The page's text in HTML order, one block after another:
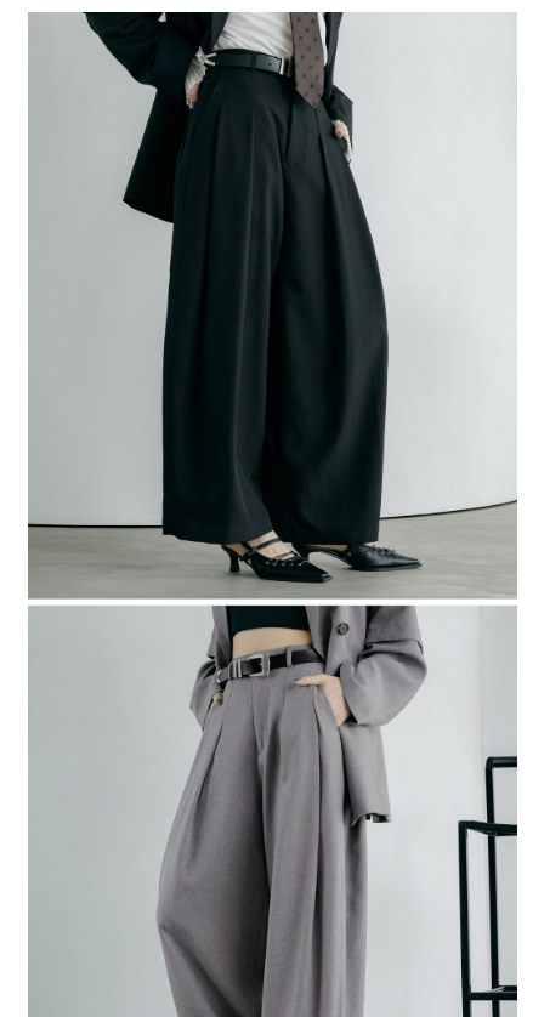
【繳款方式說明】
1.分期款項不併入電信帳單，「大哥付你分期」於每月結算日後寄送繳費提
2.透過簡訊連結打開帳單後，可選擇「超商條碼／台灣大直營門市／銀行轉
帳／街口支付／iPASS MONEY」等通路繳費。
1.本服務係由「台灣大哥大股份有限公司」（以下簡稱本公司）所提供，讓
用戶於交易時，得透過本服務購買商品或服務，並由商店將買賣／分期付款
買賣價金債權讓與本公司後，依約使用本公司帳單繳交帳款。
2.基於同意付款使用「大哥付你分期」之契約關係目的，商店將以您的個人
資料（包含姓名、電話或地址）提供予台灣大哥大進項蒐集、處理及利用，
由本公司與您本人進行分期帳單所需資料之確認、核對及更正。
3.完整用戶服務條款，請詳閱以下連結：
https://oppay.tw/userRule
３．安心：先確認商品／服務後，再付款。
【「AFTEE先享後付」結帳流程】
１．於結帳方式選擇「AFTEE先享後付」後，將跳轉至「AFTEE先享後付」
結帳頁面，進行簡訊認證並確認金額後，即可完成結帳。
２．訂單成立數日內，您將收到繳費通知簡訊。
３．收到繳費通知簡訊後14天內，點擊此簡訊中的連結，可透過四大超商／
ATM／網路銀行／等多元方式進行付款，方視為交易完成。
※ 請注意：結帳手續完成當下不需立刻繳費，但若您需要取消訂單，請聯絡
購買商品的店家。未經商家同意取消之訂單仍視為有效，需透過AFTEE先享
※ 交易是否成功請以「AFTEE先享後付 」之結帳頁面顯示為準，若有關於
是否繳費成功／繳費後需取消欲退款等相關疑問，請聯繫「AFTEE先享後付
https://netprotections.freshdesk.com/support/home
１．透過由恩沛科技股份有限公司提供之「AFTEE先享後付」服務完成之交
易，需依本服務之必要範圍內提供個人資料，並將交易相關給付款項請求債
https://aftee.tw/terms/#terms3
３．未成年的使用者請事先徵得法定代理人或監護人之同意方可使用
「AFTEE先享後付」，若未經同意申辦者引起之損失，本公司不負相關責
４．使用「AFTEE先享後付」時，將依據個別帳號之用戶狀況，依本公司即
時審查核予不同之上限額度；若仍有額度不足之情形，本公司將視審查結果
５．嚴禁一人註冊多個帳號或使用他人資訊註冊。若發現惡意使用之情形，
恩沛科技股份有限公司將有權停止該用戶之使用額度並採取法律行動。
每筆NT$80，滿NT$888(含以上)免運費
付款後 全家取貨
每筆NT$80，滿NT$888(含以上)免運費
每筆NT$80，滿NT$1,500(含以上)免運費
付款後 7-11取貨
每筆NT$80，滿NT$1,500(含以上)免運費
每筆NT$80，滿NT$1,500(含以上)免運費